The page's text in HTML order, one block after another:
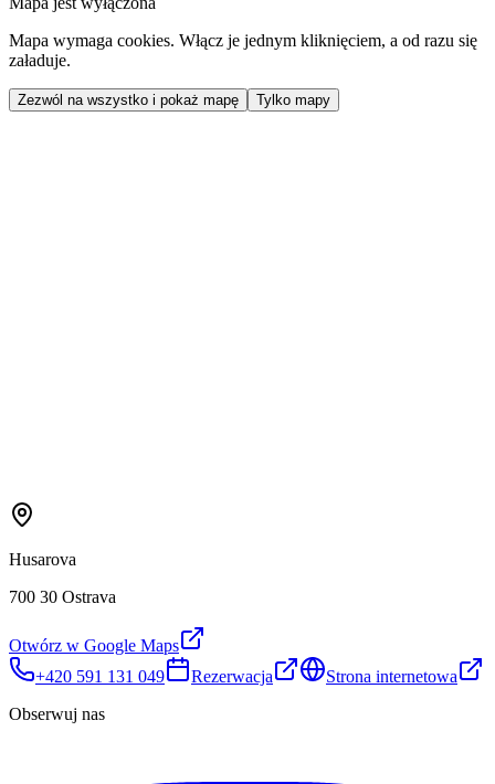
Mapa wymaga cookies. Włącz je jednym kliknięciem, a od razu się
załaduje.
Zezwól na wszystko i pokaż mapę Tylko mapy
Husarova
700 30 Ostrava
Otwórz w Google Maps
+420 591 131 049
Rezerwacja
Strona internetowa
Obserwuj nas